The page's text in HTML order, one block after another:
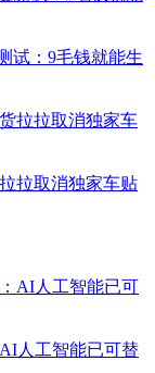
试：9毛钱就能生
拉取消独家车贴
人工智能已可替